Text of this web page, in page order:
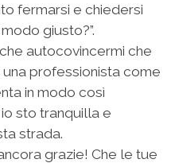
fermarsi e chiedersi
giusto?”.
autocovincermi che
una professionista come
in modo così
sto tranquilla e
strada.
grazie! Che le tue